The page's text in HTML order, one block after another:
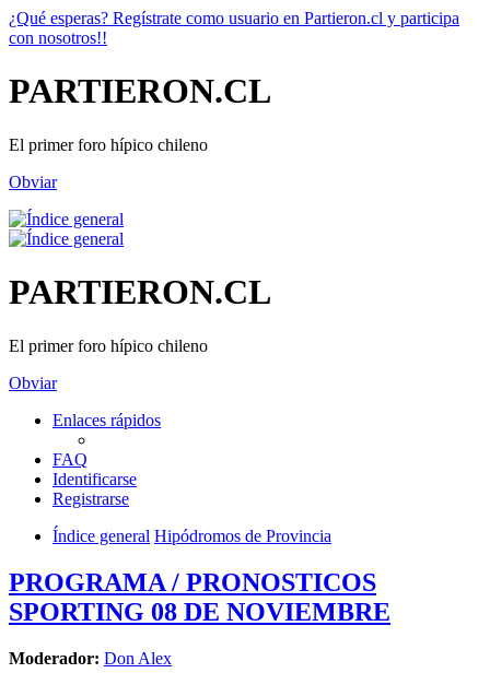
¿Qué esperas? Regístrate como usuario en Partieron.cl y participa
con nosotros!!
PARTIERON.CL
El primer foro hípico chileno
Obviar
PARTIERON.CL
El primer foro hípico chileno
Obviar
Enlaces rápidos
FAQ
Identificarse
Registrarse
Índice general Hipódromos de Provincia
PROGRAMA / PRONOSTICOS
SPORTING 08 DE NOVIEMBRE
Moderador: Don Alex